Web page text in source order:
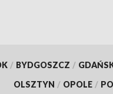
/ BYDGOSZCZ /
OLSZTYN / OPOLE /